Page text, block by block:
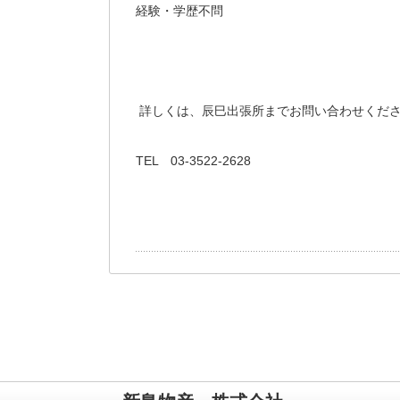
経験・学歴不問
詳しくは、辰巳出張所までお問い合わせくだ
TEL 03-3522-2628